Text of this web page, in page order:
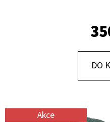
DO
Akce